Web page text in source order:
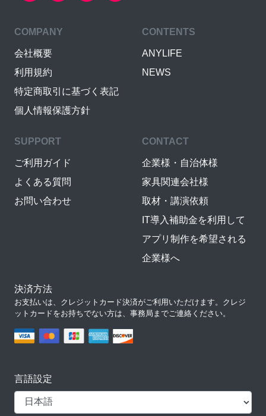
COMPANY
会社概要
利用規約
特定商取引に基づく表記
個人情報保護方針
CONTENTS
ANYLIFE
NEWS
SUPPORT
ご利用ガイド
よくある質問
お問い合わせ
CONTACT
企業様・自治体様
家具関連会社様
取材・講演依頼
IT導入補助金を利用して
アプリ制作を希望される
企業様へ
決済方法
お支払いは、クレジットカード決済がご利用いただけます。クレジ
ットカードをお持ちでない方は、事務局までご連絡ください。
言語設定